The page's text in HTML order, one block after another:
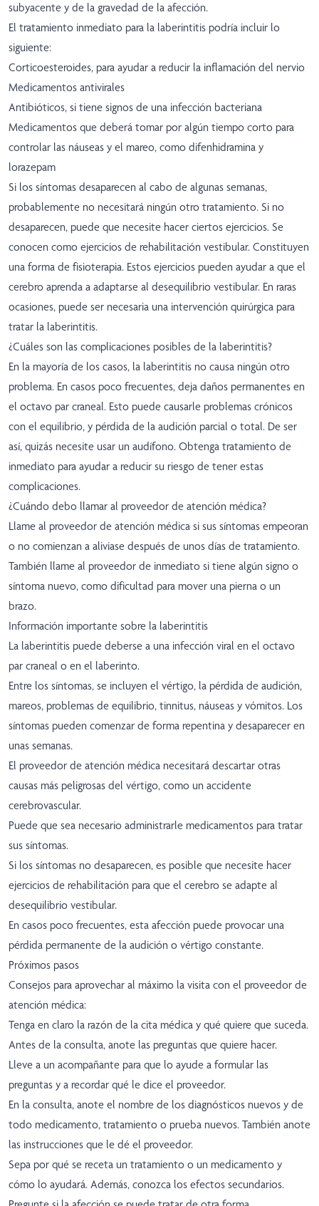
subyacente y de la gravedad de la afección.
El tratamiento inmediato para la laberintitis podría incluir lo
siguiente:
Corticoesteroides, para ayudar a reducir la inflamación del nervio
Medicamentos antivirales
Antibióticos, si tiene signos de una infección bacteriana
Medicamentos que deberá tomar por algún tiempo corto para
controlar las náuseas y el mareo, como difenhidramina y
lorazepam
Si los síntomas desaparecen al cabo de algunas semanas,
probablemente no necesitará ningún otro tratamiento. Si no
desaparecen, puede que necesite hacer ciertos ejercicios. Se
conocen como ejercicios de rehabilitación vestibular. Constituyen
una forma de fisioterapia. Estos ejercicios pueden ayudar a que el
cerebro aprenda a adaptarse al desequilibrio vestibular. En raras
ocasiones, puede ser necesaria una intervención quirúrgica para
tratar la laberintitis.
¿Cuáles son las complicaciones posibles de la laberintitis?
En la mayoría de los casos, la laberintitis no causa ningún otro
problema. En casos poco frecuentes, deja daños permanentes en
el octavo par craneal. Esto puede causarle problemas crónicos
con el equilibrio, y pérdida de la audición parcial o total. De ser
así, quizás necesite usar un audífono. Obtenga tratamiento de
inmediato para ayudar a reducir su riesgo de tener estas
complicaciones.
¿Cuándo debo llamar al proveedor de atención médica?
Llame al proveedor de atención médica si sus síntomas empeoran
o no comienzan a aliviase después de unos días de tratamiento.
También llame al proveedor de inmediato si tiene algún signo o
síntoma nuevo, como dificultad para mover una pierna o un
brazo.
Información importante sobre la laberintitis
La laberintitis puede deberse a una infección viral en el octavo
par craneal o en el laberinto.
Entre los síntomas, se incluyen el vértigo, la pérdida de audición,
mareos, problemas de equilibrio, tinnitus, náuseas y vómitos. Los
síntomas pueden comenzar de forma repentina y desaparecer en
unas semanas.
El proveedor de atención médica necesitará descartar otras
causas más peligrosas del vértigo, como un accidente
cerebrovascular.
Puede que sea necesario administrarle medicamentos para tratar
sus síntomas.
Si los síntomas no desaparecen, es posible que necesite hacer
ejercicios de rehabilitación para que el cerebro se adapte al
desequilibrio vestibular.
En casos poco frecuentes, esta afección puede provocar una
pérdida permanente de la audición o vértigo constante.
Próximos pasos
Consejos para aprovechar al máximo la visita con el proveedor de
atención médica:
Tenga en claro la razón de la cita médica y qué quiere que suceda.
Antes de la consulta, anote las preguntas que quiere hacer.
Lleve a un acompañante para que lo ayude a formular las
preguntas y a recordar qué le dice el proveedor.
En la consulta, anote el nombre de los diagnósticos nuevos y de
todo medicamento, tratamiento o prueba nuevos. También anote
las instrucciones que le dé el proveedor.
Sepa por qué se receta un tratamiento o un medicamento y
cómo lo ayudará. Además, conozca los efectos secundarios.